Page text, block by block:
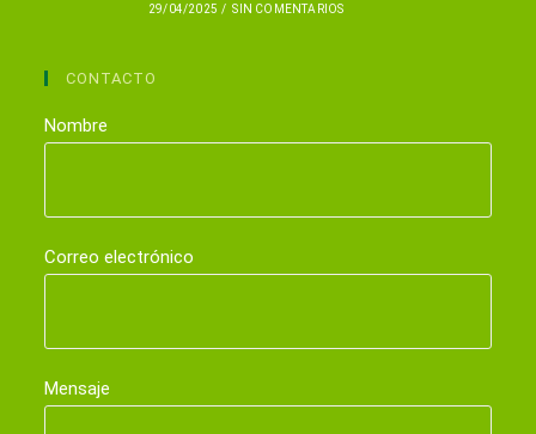
29/04/2025 / SIN COMENTARIOS
CONTACTO
Nombre
Correo electrónico
Mensaje